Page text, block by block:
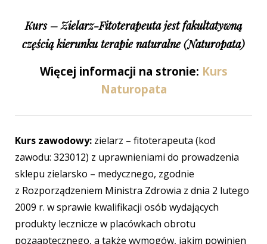
Kurs – Zielarz-Fitoterapeuta jest fakultatywną
częścią kierunku terapie naturalne (Naturopata)
Więcej informacji na stronie: Kurs
Naturopata
Kurs zawodowy: zielarz – fitoterapeuta (kod
zawodu: 323012) z uprawnieniami do prowadzenia
sklepu zielarsko – medycznego, zgodnie
z Rozporządzeniem Ministra Zdrowia z dnia 2 lutego
2009 r. w sprawie kwalifikacji osób wydających
produkty lecznicze w placówkach obrotu
pozaaptecznego, a także wymogów, jakim powinien